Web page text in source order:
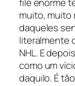
filé enorme
muito, muito
daqueles
literalmente
NHL. E
como um
daquilo. É